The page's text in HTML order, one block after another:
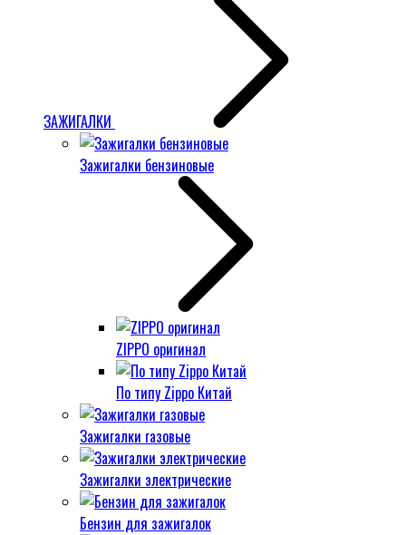
ЗАЖИГАЛКИ
Зажигалки бензиновые
ZIPPO оригинал
По типу Zippo Китай
Зажигалки газовые
Зажигалки электрические
Бензин для зажигалок